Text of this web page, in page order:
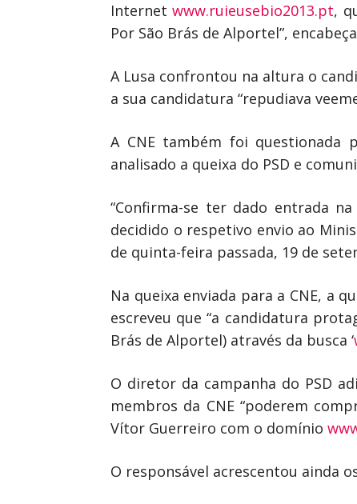
Internetwww.ruieusebio2013.pt,
Por São Brás de Alportel”,
A Lusa confrontou na altura o
a sua candidatura “repudiava
A CNE também foi questionada
analisado a queixa do PSD e
“Confirma-se ter dado entrada
decidido o respetivo envio ao
de quinta-feira passada, 19 de
Na queixa enviada para a CNE, a
escreveu que “a candidatura
Brás de Alportel) através da busca ‘
O diretor da campanha do PSD
membros da CNE “poderem
Vítor Guerreiro com o domínio
O responsável acrescentou ainda